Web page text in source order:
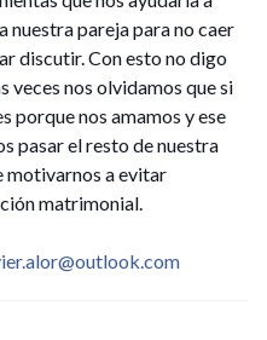
nuestra pareja para no caer
discutir. Con esto no digo
veces nos olvidamos que si
porque nos amamos y ese
pasar el resto de nuestra
motivarnos a evitar
matrimonial.